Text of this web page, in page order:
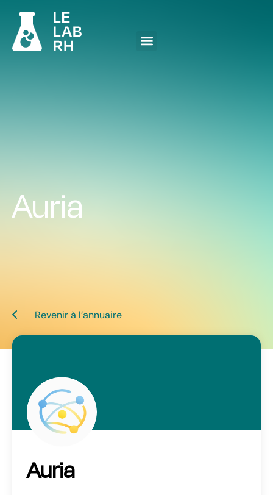
Auria
Revenir à l’annuaire
Auria